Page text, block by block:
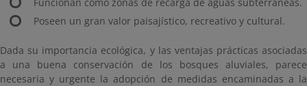
Poseen un gran valor paisajístico, recreativo y cultural.
Dada su importancia ecológica, y las ventajas prácticas asociadas
a una buena conservación de los bosques aluviales, parece
necesaria y urgente la adopción de medidas encaminadas a la